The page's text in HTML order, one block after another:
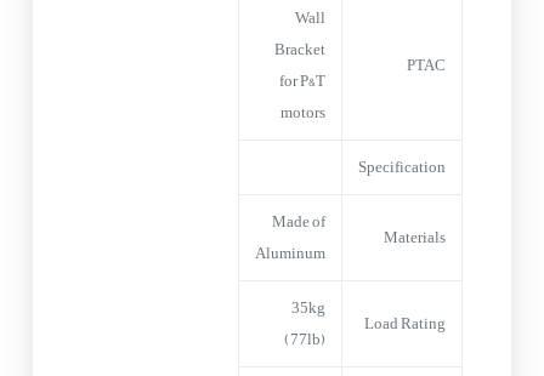
PTAC
Wall
Bracket
for P&T
motors
Specification
Materials
Made of
Aluminum
Load Rating
35kg
(77lb)